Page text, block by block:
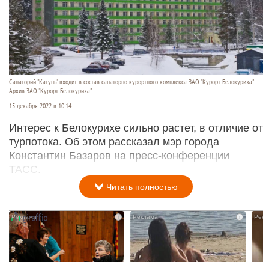
Санаторий "Катунь" входит в состав санаторно-курортного комплекса ЗАО "Курорт Белокуриха".
Архив ЗАО "Курорт Белокуриха".
15 декабря 2022 в 10:14
Интерес к Белокурихе сильно растет, в отличие от
турпотока. Об этом рассказал мэр города
Константин Базаров на пресс-конференции
ТАСС.
Читать полностью
i